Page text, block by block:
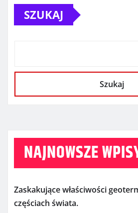
SZUKAJ
Szukaj
NAJNOWSZE
Zaskakujące właściwości
częściach świata.